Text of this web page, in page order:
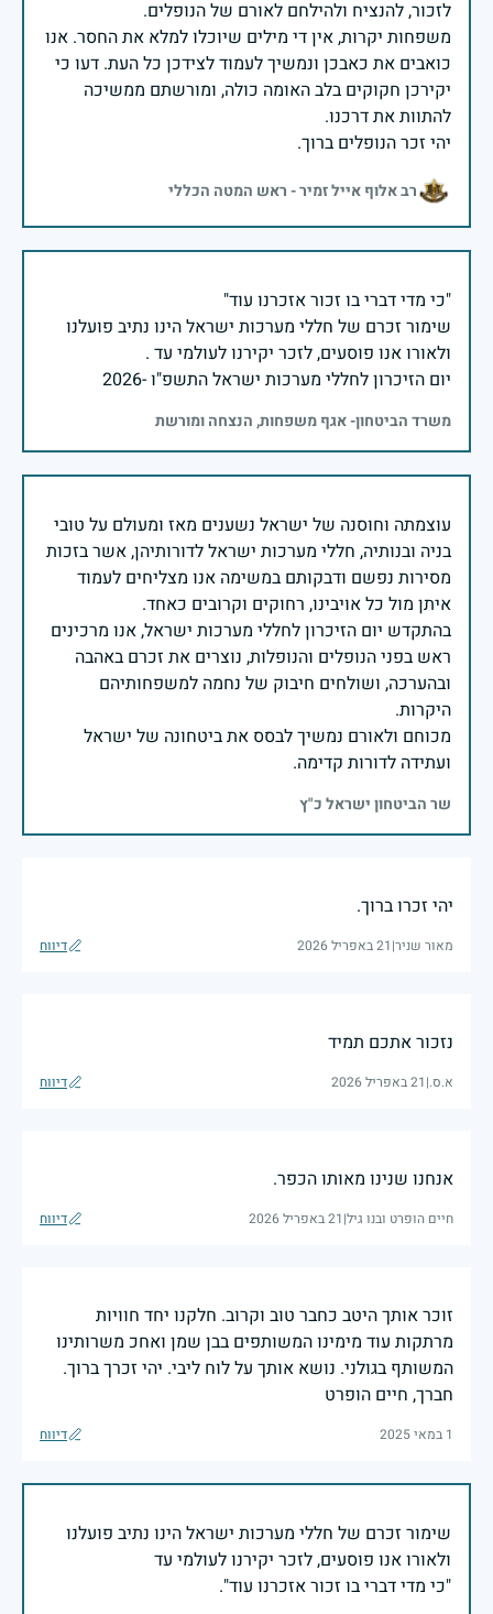
משפחות יקרות, אין די מילים שיוכלו למלא את החסר. אנו
כואבים את כאבכן ונמשיך לעמוד לצידכן כל העת. דעו כי
יקירכן חקוקים בלב האומה כולה, ומורשתם ממשיכה
יהי זכר הנופלים ברוך.
רב אלוף אייל זמיר - ראש המטה הכללי
שימור זכרם של חללי מערכות ישראל הינו נתיב פועלנו
יום הזיכרון לחללי מערכות ישראל התשפ"ו -2026
משרד הביטחון- אגף משפחות, הנצחה ומורשת
עוצמתה וחוסנה של ישראל נשענים מאז ומעולם על טובי
בניה ובנותיה, חללי מערכות ישראל לדורותיהן, אשר בזכות
מסירות נפשם ודבקותם במשימה אנו מצליחים לעמוד
בהתקדש יום הזיכרון לחללי מערכות ישראל, אנו מרכינים
ראש בפני הנופלים והנופלות, נוצרים את זכרם באהבה
ובהערכה, ושולחים חיבוק של נחמה למשפחותיהם
מכוחם ולאורם נמשיך לבסס את ביטחונה של ישראל
ועתידה לדורות קדימה.
שר הביטחון ישראל כ"ץ
יהי זכרו ברוך.
מאור שניר|21 באפריל 2026 דיווח
נזכור אתכם תמיד
א.ס.|21 באפריל 2026 דיווח
אנחנו שנינו מאותו הכפר.
חיים הופרט ובנו גיל|21 באפריל 2026 דיווח
זוכר אותך היטב כחבר טוב וקרוב. חלקנו יחד חוויות
מרתקות עוד מימינו המשותפים בבן שמן ואחכ משרותינו
המשותף בגולני. נושא אותך על לוח ליבי. יהי זכרך ברוך.
חברך, חיים הופרט
1 במאי 2025 דיווח
שימור זכרם של חללי מערכות ישראל הינו נתיב פועלנו